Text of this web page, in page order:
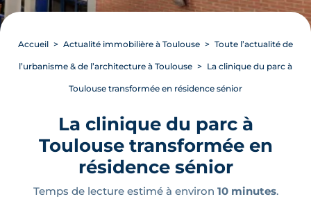
Accueil Actualité immobilière à Toulouse Toute l’actualité de
l’urbanisme & de l’architecture à Toulouse La clinique du parc à
Toulouse transformée en résidence sénior
La clinique du parc à
Toulouse transformée en
résidence sénior
Temps de lecture estimé à environ 10 minutes.